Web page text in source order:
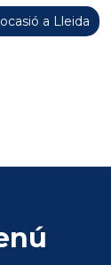
a Lleida